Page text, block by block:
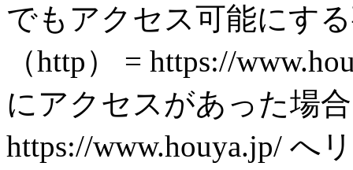
でもアクセス可能にす
（http） = https://
にアクセスがあった場
https://www.houya.jp/ へ